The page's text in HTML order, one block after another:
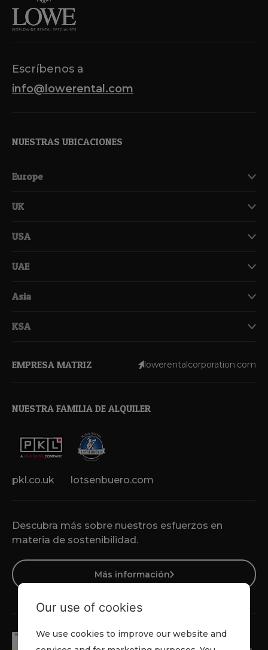
Escríbenos a
info@lowerental.com
NUESTRAS UBICACIONES
Europe
UK
USA
UAE
Asia
KSA
Descubra más sobre nuestros esfuerzos en
materia de sostenibilidad.
Más información
EMPRESA MATRIZ lowerentalcorporation.com
NUESTRA FAMILIA DE ALQUILER
pkl.co.uk lotsenbuero.com
Our use of cookies
We use cookies to improve our website and